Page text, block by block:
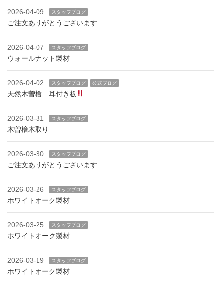
2026-04-09 スタッフブログ
ご注文ありがとうございます
2026-04-07 スタッフブログ
ウォールナット製材
2026-04-02 スタッフブログ 公式ブログ
天然木曽檜 耳付き板
2026-03-31 スタッフブログ
木曽檜木取り
2026-03-30 スタッフブログ
ご注文ありがとうございます
2026-03-26 スタッフブログ
ホワイトオーク製材
2026-03-25 スタッフブログ
ホワイトオーク製材
2026-03-19 スタッフブログ
ホワイトオーク製材